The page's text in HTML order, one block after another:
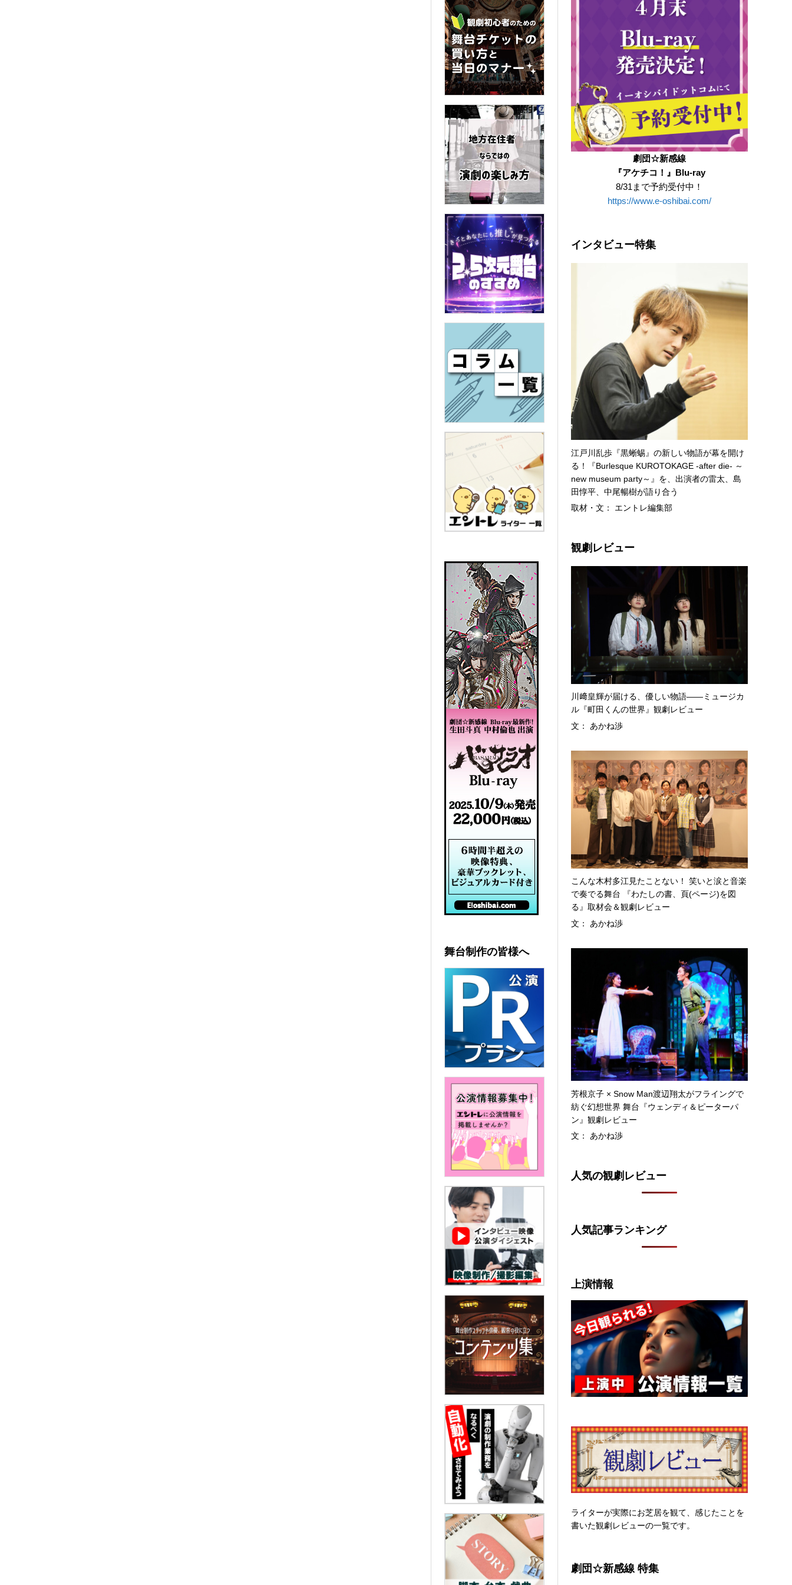
劇団☆新感線
『アケチコ！』Blu-ray
8/31まで予約受付中！
https://www.e-oshibai.com/
インタビュー特集
江戸川乱歩『黒蜥蜴』の新しい物語が幕を開け
る！『Burlesque KUROTOKAGE -after die- ～
new museum party～』を、出演者の雷太、島
田惇平、中尾暢樹が語り合う
取材・文： エントレ編集部
観劇レビュー
川﨑皇輝が届ける、優しい物語――ミュージカ
ル『町田くんの世界』観劇レビュー
文： あかね渉
こんな木村多江見たことない！ 笑いと涙と音楽
で奏でる舞台 『わたしの書、頁(ページ)を図
る』取材会＆観劇レビュー
文： あかね渉
芳根京子 × Snow Man渡辺翔太がフライングで
紡ぐ幻想世界 舞台『ウェンディ＆ピーターパ
ン』観劇レビュー
文： あかね渉
人気の観劇レビュー
人気記事ランキング
上演情報
ライターが実際にお芝居を観て、感じたことを
書いた観劇レビューの一覧です。
劇団☆新感線 特集
舞台制作の皆様へ